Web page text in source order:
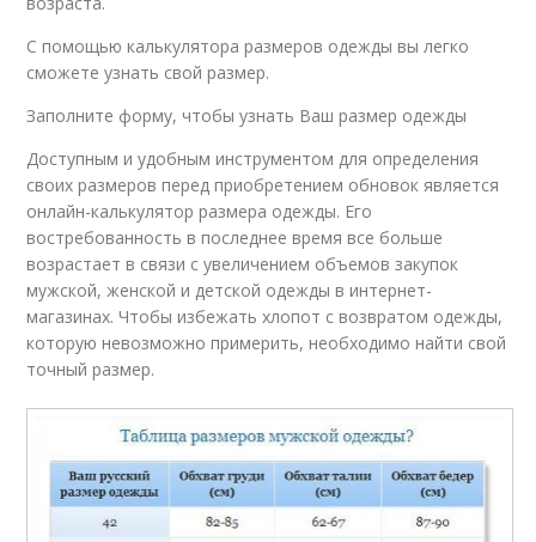
С помощью калькулятора размеров одежды вы легко
сможете узнать свой размер.
Заполните форму, чтобы узнать Ваш размер одежды
Доступным и удобным инструментом для определения
своих размеров перед приобретением обновок является
онлайн-калькулятор размера одежды. Его
востребованность в последнее время все больше
возрастает в связи с увеличением объемов закупок
мужской, женской и детской одежды в интернет-
магазинах. Чтобы избежать хлопот с возвратом одежды,
которую невозможно примерить, необходимо найти свой
точный размер.